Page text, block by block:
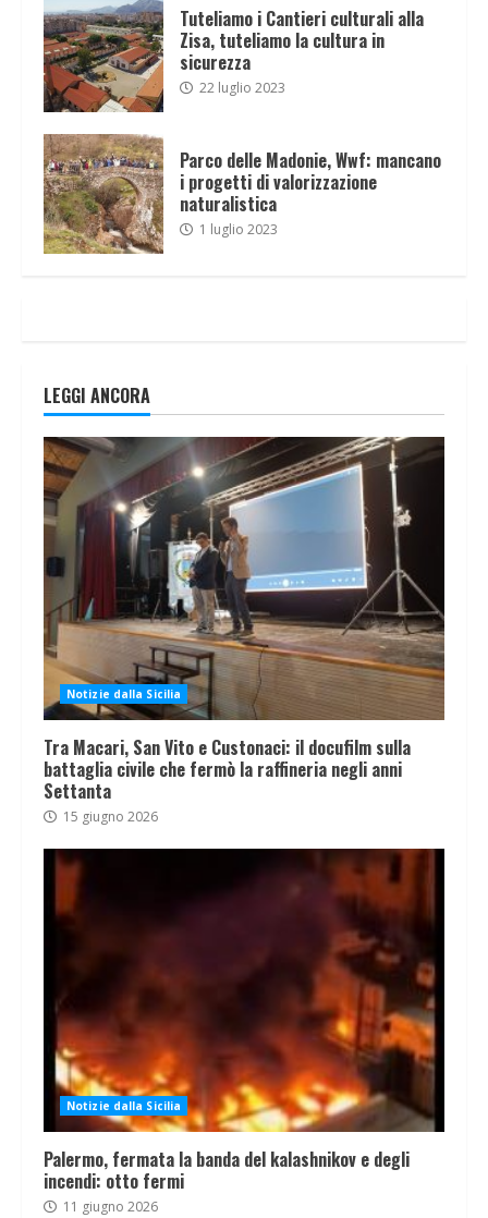
Tuteliamo i Cantieri culturali alla
Zisa, tuteliamo la cultura in
sicurezza
22 luglio 2023
Parco delle Madonie, Wwf: mancano
i progetti di valorizzazione
naturalistica
1 luglio 2023
LEGGI ANCORA
Notizie dalla Sicilia
Tra Macari, San Vito e Custonaci: il docufilm sulla
battaglia civile che fermò la raffineria negli anni
Settanta
15 giugno 2026
Notizie dalla Sicilia
Palermo, fermata la banda del kalashnikov e degli
incendi: otto fermi
11 giugno 2026